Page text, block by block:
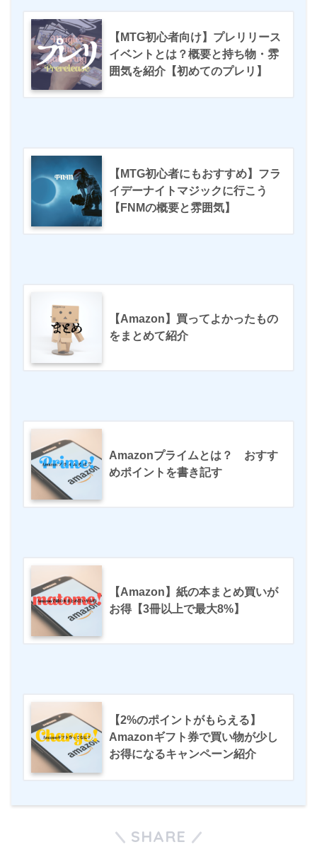
【MTG初心者向け】プレリリース
イベントとは？概要と持ち物・雰
囲気を紹介【初めてのプレリ】
【MTG初心者にもおすすめ】フラ
イデーナイトマジックに行こう
【FNMの概要と雰囲気】
【Amazon】買ってよかったもの
をまとめて紹介
Amazonプライムとは？ おすす
めポイントを書き記す
【Amazon】紙の本まとめ買いが
お得【3冊以上で最大8%】
【2%のポイントがもらえる】
Amazonギフト券で買い物が少し
お得になるキャンペーン紹介
SHARE